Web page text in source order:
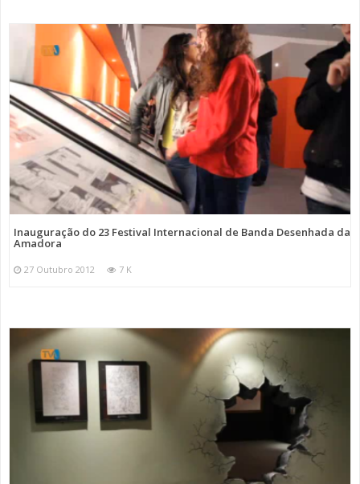
Inauguração do 23 Festival Internacional de Banda Desenhada da
Amadora
27 Outubro 2012 7 K